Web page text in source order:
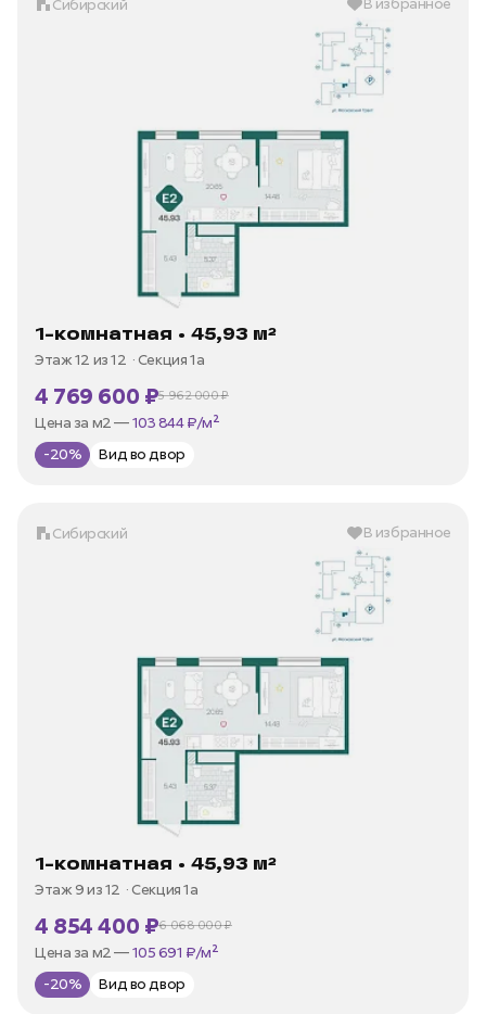
Сибирский
1-комнатная • 45,93 м²
Этаж 12 из 12 Секция 1а
4 769 600 ₽5 962 000 ₽
В ипотеку —от 22 877 ₽/мес
Цена за м2 —
-20% Вид во двор
Сибирский В избранное
1-комнатная • 45,93 м²
Этаж 9 из 12 Секция 1а
4 854 400 ₽6 068 000 ₽
В ипотеку —от 23 284 ₽/мес
Цена за м2 —
-20% Вид во двор